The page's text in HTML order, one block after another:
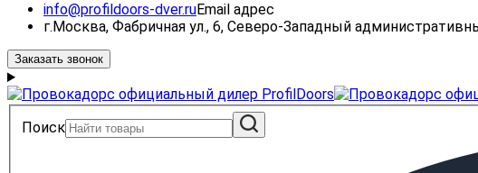
info@profildoors-dver.ruEmail адрес
г.Москва, Фабричная ул., 6, Северо-Западный
Заказать звонок
Поиск